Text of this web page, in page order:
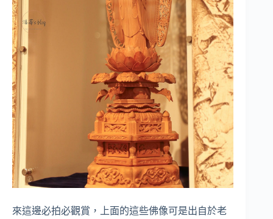
來這邊必拍必觀賞，上面的這些佛像可是出自於老